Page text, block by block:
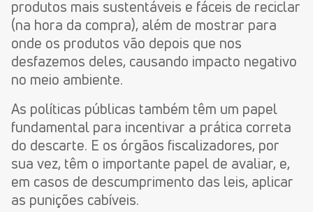
produtos mais sustentáveis e fáceis de reciclar
(na hora da compra), além de mostrar para
onde os produtos vão depois que nos
desfazemos deles, causando impacto negativo
no meio ambiente.
As políticas públicas também têm um papel
fundamental para incentivar a prática correta
do descarte. E os órgãos fiscalizadores, por
sua vez, têm o importante papel de avaliar, e,
em casos de descumprimento das leis, aplicar
as punições cabíveis.